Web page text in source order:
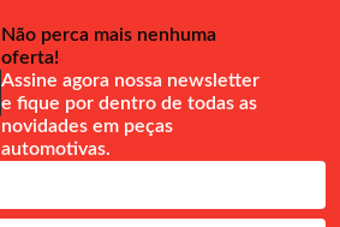
Não perca mais nenhuma
oferta!
Assine agora nossa newsletter
e fique por dentro de todas as
novidades em peças
automotivas.